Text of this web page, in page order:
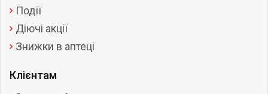
Події
Діючі акції
Знижки в аптеці
Клієнтам